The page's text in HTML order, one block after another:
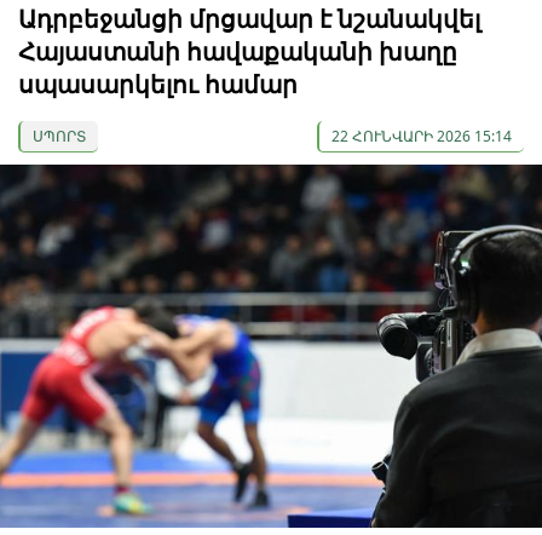
Ադրբեջանցի մրցավար է նշանակվել
Հայաստանի հավաքականի խաղը
սպասարկելու համար
ՍՊՈՐՏ 22 ՀՈՒՆՎԱՐԻ 2026 15:14